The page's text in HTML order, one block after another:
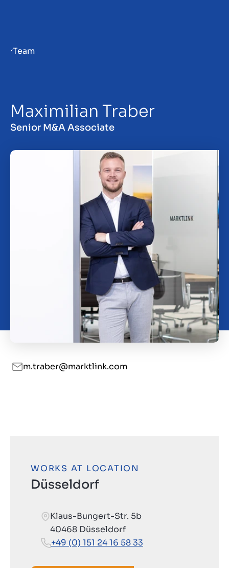
Salg af virksomhed
Team
Maximilian Traber
Senior M&A Associate
m.traber@marktlink.com
WORKS AT LOCATION
Düsseldorf
Klaus-Bungert-Str. 5b
40468 Düsseldorf
+49 (0) 151 24 16 58 33